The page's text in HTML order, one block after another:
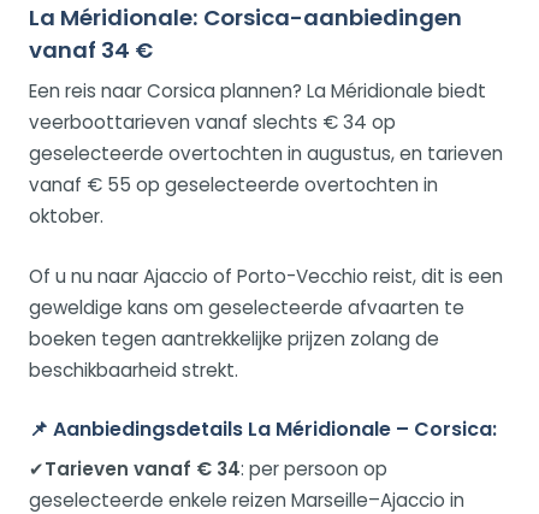
La Méridionale: Corsica-aanbiedingen
vanaf 34 €
Een reis naar Corsica plannen? La Méridionale biedt
veerboottarieven vanaf slechts € 34 op
geselecteerde overtochten in augustus, en tarieven
vanaf € 55 op geselecteerde overtochten in
oktober.
Of u nu naar Ajaccio of Porto-Vecchio reist, dit is een
geweldige kans om geselecteerde afvaarten te
boeken tegen aantrekkelijke prijzen zolang de
beschikbaarheid strekt.
📌 Aanbiedingsdetails La Méridionale – Corsica:
✔Tarieven vanaf € 34: per persoon op
geselecteerde enkele reizen Marseille–Ajaccio in